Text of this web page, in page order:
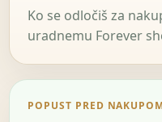
Ko se odločiš za
uradnemu Forever
POPUST PRED